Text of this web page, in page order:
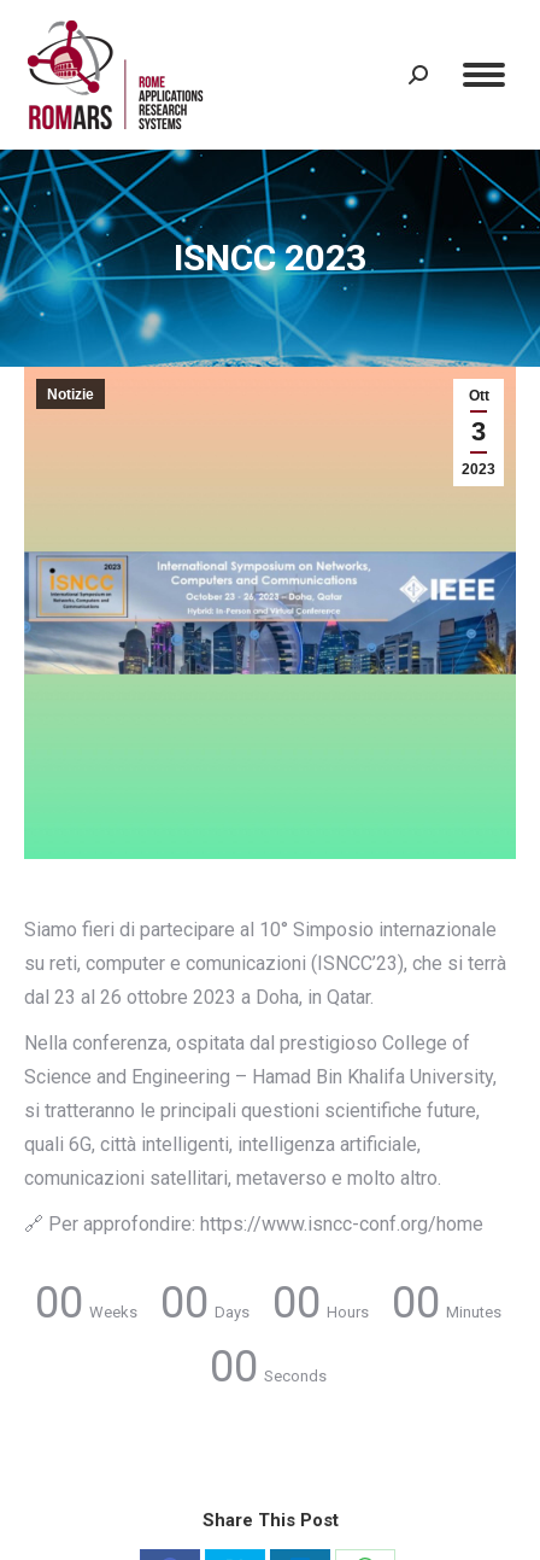
Search:
ISNCC 2023
Ott
3
2023
Notizie
Siamo fieri di partecipare al 10° Simposio internazionale
su reti, computer e comunicazioni (ISNCC’23), che si terrà
dal 23 al 26 ottobre 2023 a Doha, in Qatar.
Nella conferenza, ospitata dal prestigioso College of
Science and Engineering – Hamad Bin Khalifa University,
si tratteranno le principali questioni scientifiche future,
quali 6G, città intelligenti, intelligenza artificiale,
comunicazioni satellitari, metaverso e molto altro.
🔗 Per approfondire: https://www.isncc-conf.org/home
00 Weeks 00 Days 00 Hours 00 Minutes
00 Seconds
Share This Post